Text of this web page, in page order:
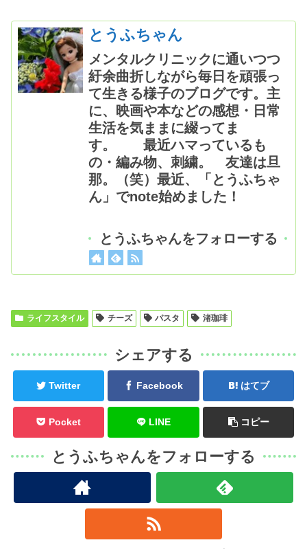
とうふちゃん
メンタルクリニックに通いつつ
紆余曲折しながら毎日を頑張っ
て生きる様子のブログです。主
に、映画や本などの感想・日常
生活を気ままに綴ってま
す。 最近ハマっているも
の・編み物、刺繍。 友達は旦
那。（笑）最近、「とうふちゃ
ん」でnote始めました！
とうふちゃんをフォローする
ライフスタイル チーズ パスタ 渚珈琲
シェアする
Twitter Facebook はてブ
Pocket LINE コピー
とうふちゃんをフォローする